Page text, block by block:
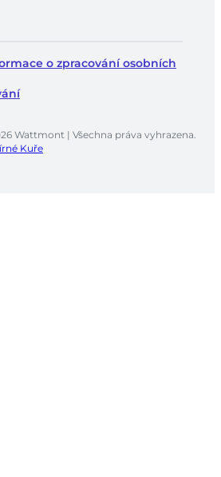
o zpracování osobních
Wattmont | Všechna práva vyhrazena.
Kuře